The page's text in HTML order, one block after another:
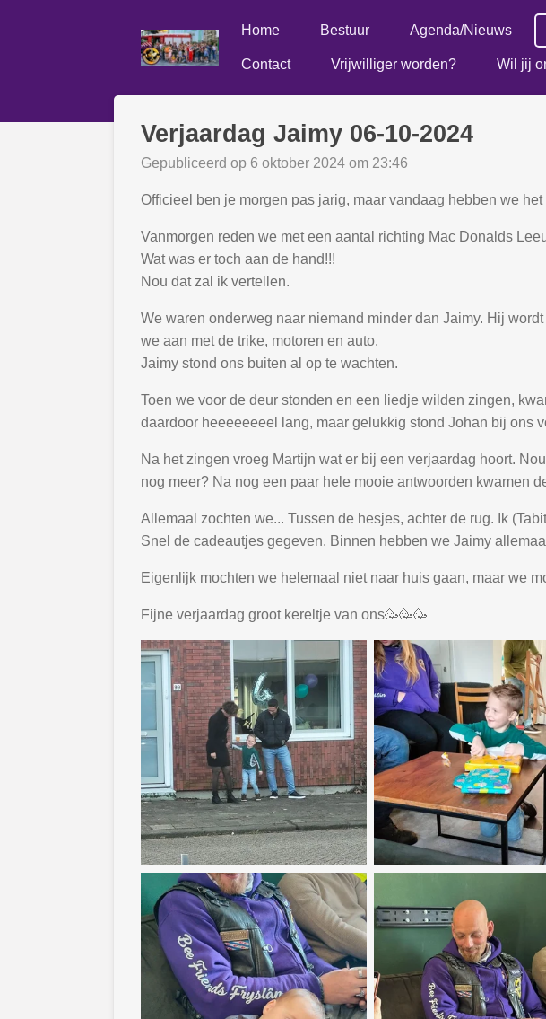
Home Bestuur Agenda/Nieuws
Contact Vrijwilliger worden? Wil jij
Verjaardag Jaimy 06-10-2024
Gepubliceerd op 6 oktober 2024 om 23:46
Officieel ben je morgen pas jarig, maar vandaag hebben we het
Vanmorgen reden we met een aantal richting Mac Donalds
Wat was er toch aan de hand!!!
Nou dat zal ik vertellen.
We waren onderweg naar niemand minder dan Jaimy. Hij
we aan met de trike, motoren en auto.
Jaimy stond ons buiten al op te wachten.
Toen we voor de deur stonden en een liedje wilden zingen,
daardoor heeeeeeeel lang, maar gelukkig stond Johan bij ons
Na het zingen vroeg Martijn wat er bij een verjaardag hoort.
nog meer? Na nog een paar hele mooie antwoorden kwamen
Allemaal zochten we... Tussen de hesjes, achter de rug. Ik
Snel de cadeautjes gegeven. Binnen hebben we Jaimy
Eigenlijk mochten we helemaal niet naar huis gaan, maar we
Fijne verjaardag groot kereltje van ons🥳🥳🥳